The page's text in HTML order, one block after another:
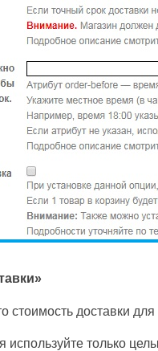
стоимость доставки
используйте только